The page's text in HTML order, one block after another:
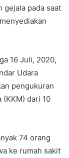
gejala pada saat
16 Juli, 2020,
Udara
pengukuran
(KKM) dari 10
74 orang
ke rumah sakit